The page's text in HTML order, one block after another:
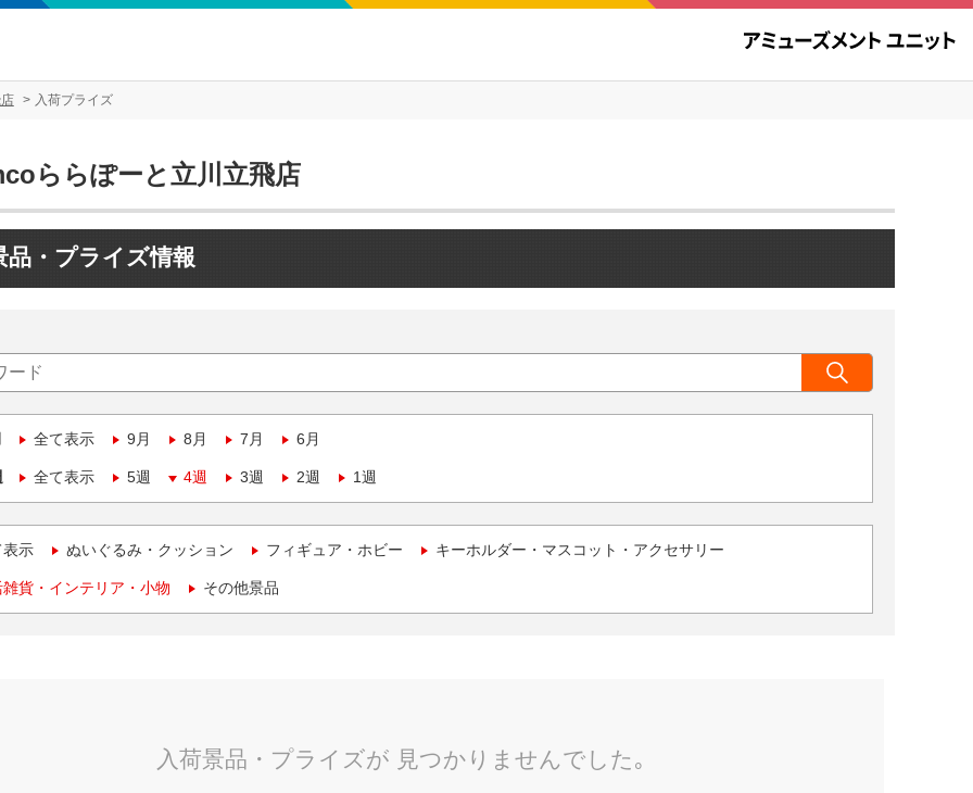
入荷プライズ
ららぽーと立川立飛店
品・プライズ情報
全て表示 9月 8月 7月 6月
全て表示 5週 4週 3週 2週 1週
表示 ぬいぐるみ・クッション フィギュア・ホビー キーホルダー・マスコット・アクセサリー
貨・インテリア・小物 その他景品